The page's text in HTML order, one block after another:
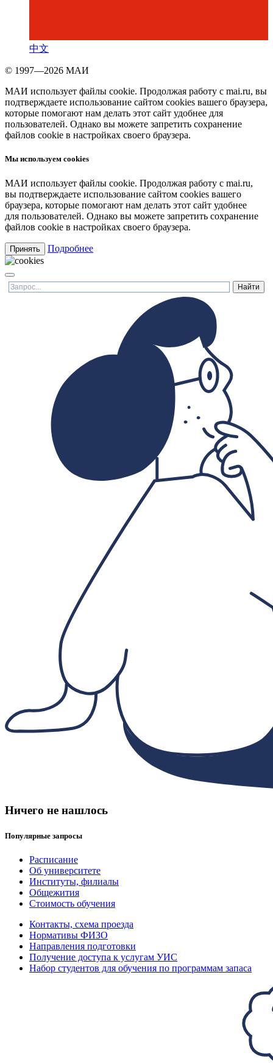
中文
© 1997—2026 МАИ
МАИ использует файлы cookie. Продолжая работу с mai.ru, вы
подтверждаете использование сайтом cookies вашего браузера,
которые помогают нам делать этот сайт удобнее для
пользователей. Однако вы можете запретить сохранение
файлов cookie в настройках своего браузера.
Мы используем cookies
МАИ использует файлы cookie. Продолжая работу с mai.ru,
вы подтверждаете использование сайтом cookies вашего
браузера, которые помогают нам делать этот сайт удобнее
для пользователей. Однако вы можете запретить сохранение
файлов cookie в настройках своего браузера.
Принять Подробнее
Ничего не нашлось
Популярные запросы
Расписание
Об университете
Институты, филиалы
Общежития
Стоимость обучения
Контакты, схема проезда
Нормативы ФИЗО
Направления подготовки
Получение доступа к услугам УИС
Набор студентов для обучения по программам запаса